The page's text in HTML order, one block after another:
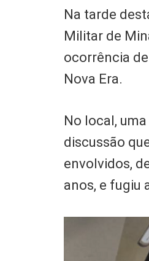
Na tarde
Militar de
ocorrência
Nova Era.
No local,
discussão
envolvidos,
anos, e fugiu